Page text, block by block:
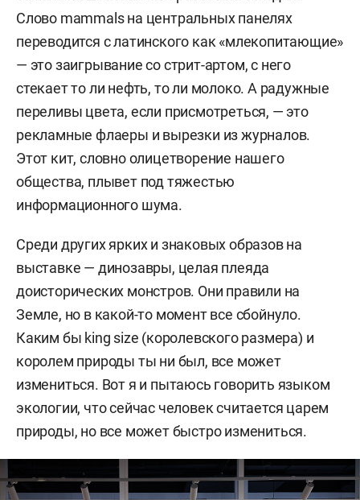
Слово mammals на центральных панелях
переводится с латинского как «млекопитающие»
— это заигрывание со стрит-артом, с него
стекает то ли нефть, то ли молоко. А радужные
переливы цвета, если присмотреться, — это
рекламные флаеры и вырезки из журналов.
Этот кит, словно олицетворение нашего
общества, плывет под тяжестью
информационного шума.
Среди других ярких и знаковых образов на
выставке — динозавры, целая плеяда
доисторических монстров. Они правили на
Земле, но в какой-то момент все сбойнуло.
Каким бы king size (королевского размера) и
королем природы ты ни был, все может
измениться. Вот я и пытаюсь говорить языком
экологии, что сейчас человек считается царем
природы, но все может быстро измениться.